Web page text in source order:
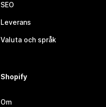
SEO
Leverans
Valuta och språk
Shopify
Om